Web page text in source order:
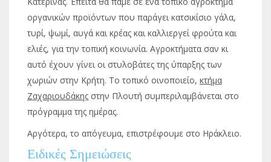
οργανικών προϊόντων που παράγει κατσικίσιο γάλα,
τυρί, ψωμί, αυγά και κρέας και καλλιεργεί φρούτα και
ελιές, για την τοπική κοινωνία. Αγροκτήματα σαν κι
αυτό έχουν γίνει οι στυλοβάτες της ύπαρξης των
χωριών στην Κρήτη. Το τοπικό οινοποιείο, κτήμα
Ζαχαριουδάκης στην Πλουτή συμπεριλαμβάνεται στο
πρόγραμμα της ημέρας.
Αργότερα, το απόγευμα, επιστρέφουμε στο Ηράκλειο.
Ειδικές Σημειώσεις